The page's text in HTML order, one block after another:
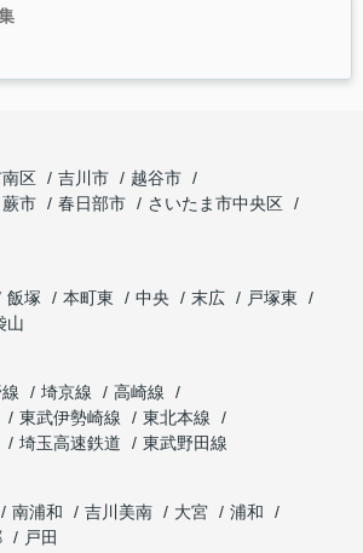
区 吉川市
越谷市
蕨市 春日部市
さいたま市中央区
飯塚 本町東 中央 末広
戸塚東
山
埼京線
高崎線
東武伊勢崎線
東北本線
埼玉高速鉄道
東武野田線
南浦和 吉川美南 大宮
浦和
戸田